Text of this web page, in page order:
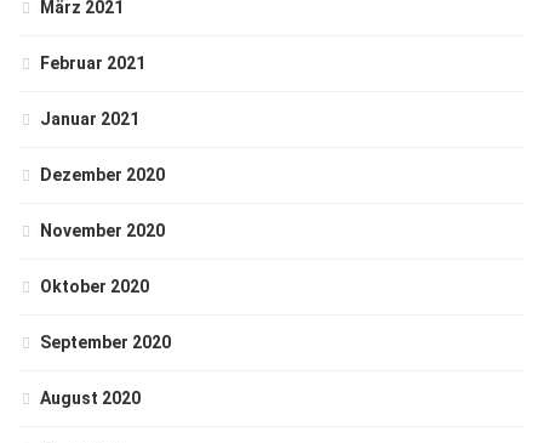
März 2021
Februar 2021
Januar 2021
Dezember 2020
November 2020
Oktober 2020
September 2020
August 2020